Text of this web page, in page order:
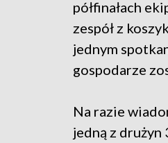
półfinałach
zespół z
jednym
gospodarze
Na razie
jedną z drużyn